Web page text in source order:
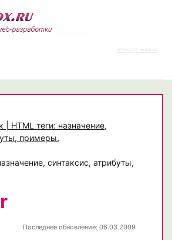
https://rz-work.ru
| HTML теги: назначение,
примеры.
синтаксис, атрибуты,
Последнее обновление: 06.03.2009